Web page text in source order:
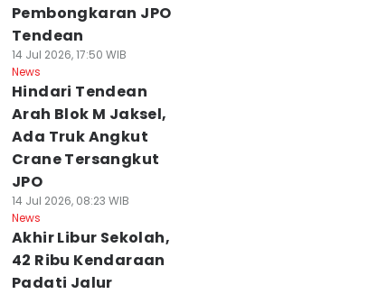
Pembongkaran JPO
Tendean
14 Jul 2026, 17:50 WIB
News
Hindari Tendean
Arah Blok M Jaksel,
Ada Truk Angkut
Crane Tersangkut
JPO
14 Jul 2026, 08:23 WIB
News
Akhir Libur Sekolah,
42 Ribu Kendaraan
Padati Jalur